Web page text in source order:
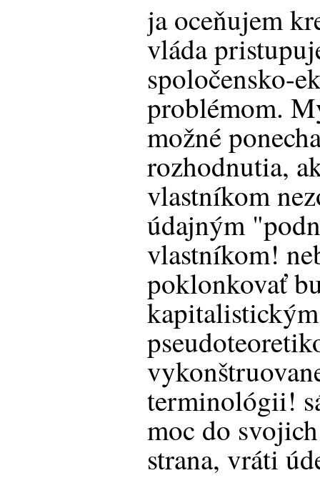
ja oceňujem
vláda
spoločensko-
problémom.
možné
rozhodnutia,
vlastníkom
údajným
vlastníkom!
poklonkovať
terminológii!
moc do
strana, vráti